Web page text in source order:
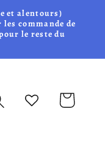
et alentours)
commande de
le reste du
Panier